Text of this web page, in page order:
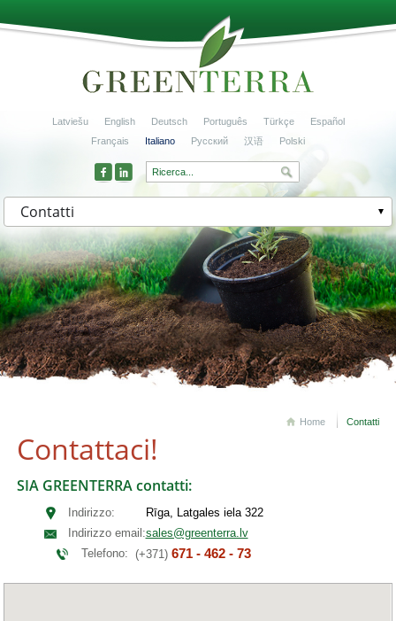
Latviešu English Deutsch Português Türkçe
Español
Français
Italiano Русский 汉语 Polski
Contatti
Home Contatti
Contattaci!
SIA GREENTERRA contatti:
Indirizzo:
Rīga, Latgales iela 322
Indirizzo email:sales@greenterra.lv
Telefono: (+371) 671 - 462 - 73